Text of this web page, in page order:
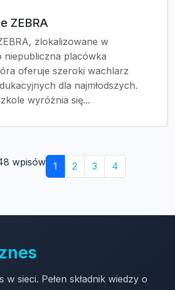
ZEBRA
zlokalizowane w
niepubliczna placówka
oferuje szeroki wachlarz
dla najmłodszych.
wyróżnia się...
wpisów 1 2 3 4
w sieci. Pełen składnik wiedzy o